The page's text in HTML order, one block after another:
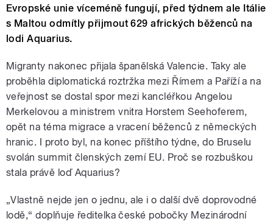
Evropské unie víceméně fungují, před týdnem ale Itálie
s Maltou odmítly přijmout 629 afrických běženců na
lodi Aquarius.
Migranty nakonec přijala španělská Valencie. Taky ale
proběhla diplomatická roztržka mezi Římem a Paříží a na
veřejnost se dostal spor mezi kancléřkou Angelou
Merkelovou a ministrem vnitra Horstem Seehoferem,
opět na téma migrace a vracení běženců z německých
hranic. I proto byl, na konec příštího týdne, do Bruselu
svolán summit členských zemí EU. Proč se rozbuškou
stala právě loď Aquarius?
„Vlastně nejde jen o jednu, ale i o další dvě doprovodné
lodě,“ doplňuje ředitelka české pobočky Mezinárodní